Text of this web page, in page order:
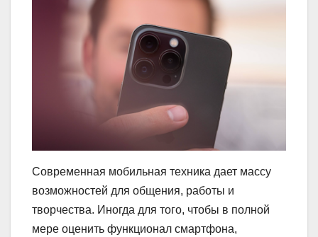
Современная мобильная техника дает массу
возможностей для общения, работы и
творчества. Иногда для того, чтобы в полной
мере оценить функционал смартфона,